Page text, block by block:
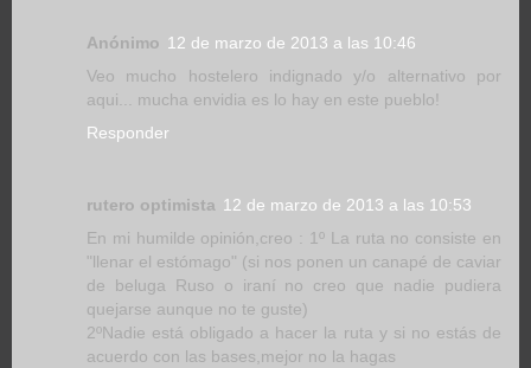
Anónimo 12 de marzo de 2013 a las 10:46
Veo mucho hostelero indignado y/o alternativo por
aqui... mucha envidia es lo hay en este pueblo!
Responder
rutero optimista 12 de marzo de 2013 a las 10:53
En mi humilde opinión,creo : 1º La ruta no consiste en
"llenar el estómago" (si nos ponen un canapé de caviar
de beluga Ruso o iraní no creo que nadie pudiera
quejarse aunque no te guste)
2ºNadie está obligado a hacer la ruta y si no estás de
acuerdo con las bases,mejor no la hagas